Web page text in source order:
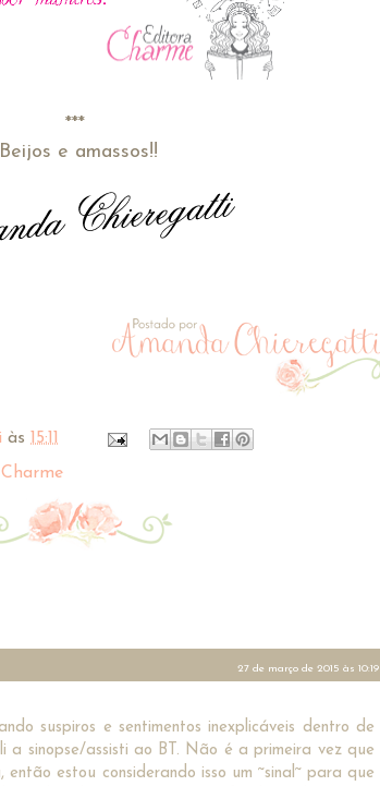
***
Beijos e amassos!!
às
15:11
27 de março de 2015 às 10:19
suspiros e sentimentos inexplicáveis dentro de
a sinopse/assisti ao BT. Não é a primeira vez que
estou considerando isso um ~sinal~ para que